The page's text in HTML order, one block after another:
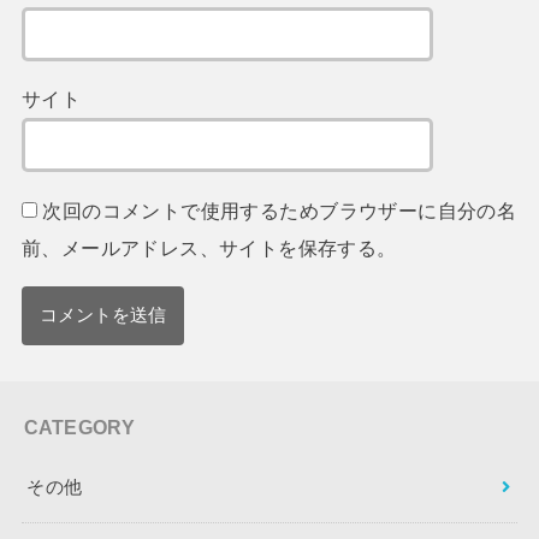
サイト
次回のコメントで使用するためブラウザーに自分の名
前、メールアドレス、サイトを保存する。
CATEGORY
その他